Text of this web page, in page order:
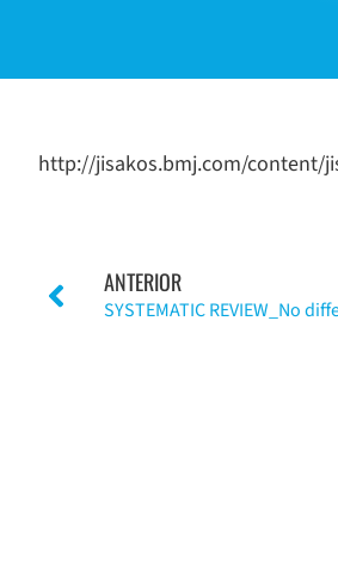
http://jisakos.bmj.com/content/
ANTERIOR